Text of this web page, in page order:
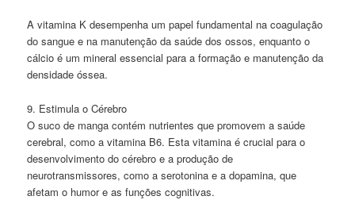
A vitamina K desempenha um papel fundamental na coagulação
do sangue e na manutenção da saúde dos ossos, enquanto o
cálcio é um mineral essencial para a formação e manutenção da
densidade óssea.
9. Estimula o Cérebro
O suco de manga contém nutrientes que promovem a saúde
cerebral, como a vitamina B6. Esta vitamina é crucial para o
desenvolvimento do cérebro e a produção de
neurotransmissores, como a serotonina e a dopamina, que
afetam o humor e as funções cognitivas.